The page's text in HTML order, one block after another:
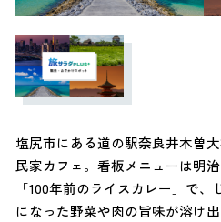
塩尻市にある道の駅奈良井木曽
民家カフェ。看板メニューは明
「100年前のライスカレー」で
になった野菜や肉の旨味が溶け